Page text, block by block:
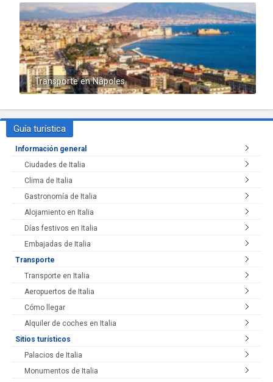
Transporte en Nápoles
Guía turística
Información general
Ciudades de Italia
Clima de Italia
Gastronomía de Italia
Alojamiento en Italia
Días festivos en Italia
Embajadas de Italia
Transporte
Transporte en Italia
Aeropuertos de Italia
Cómo llegar
Alquiler de coches en Italia
Sitios turísticos
Palacios de Italia
Monumentos de Italia